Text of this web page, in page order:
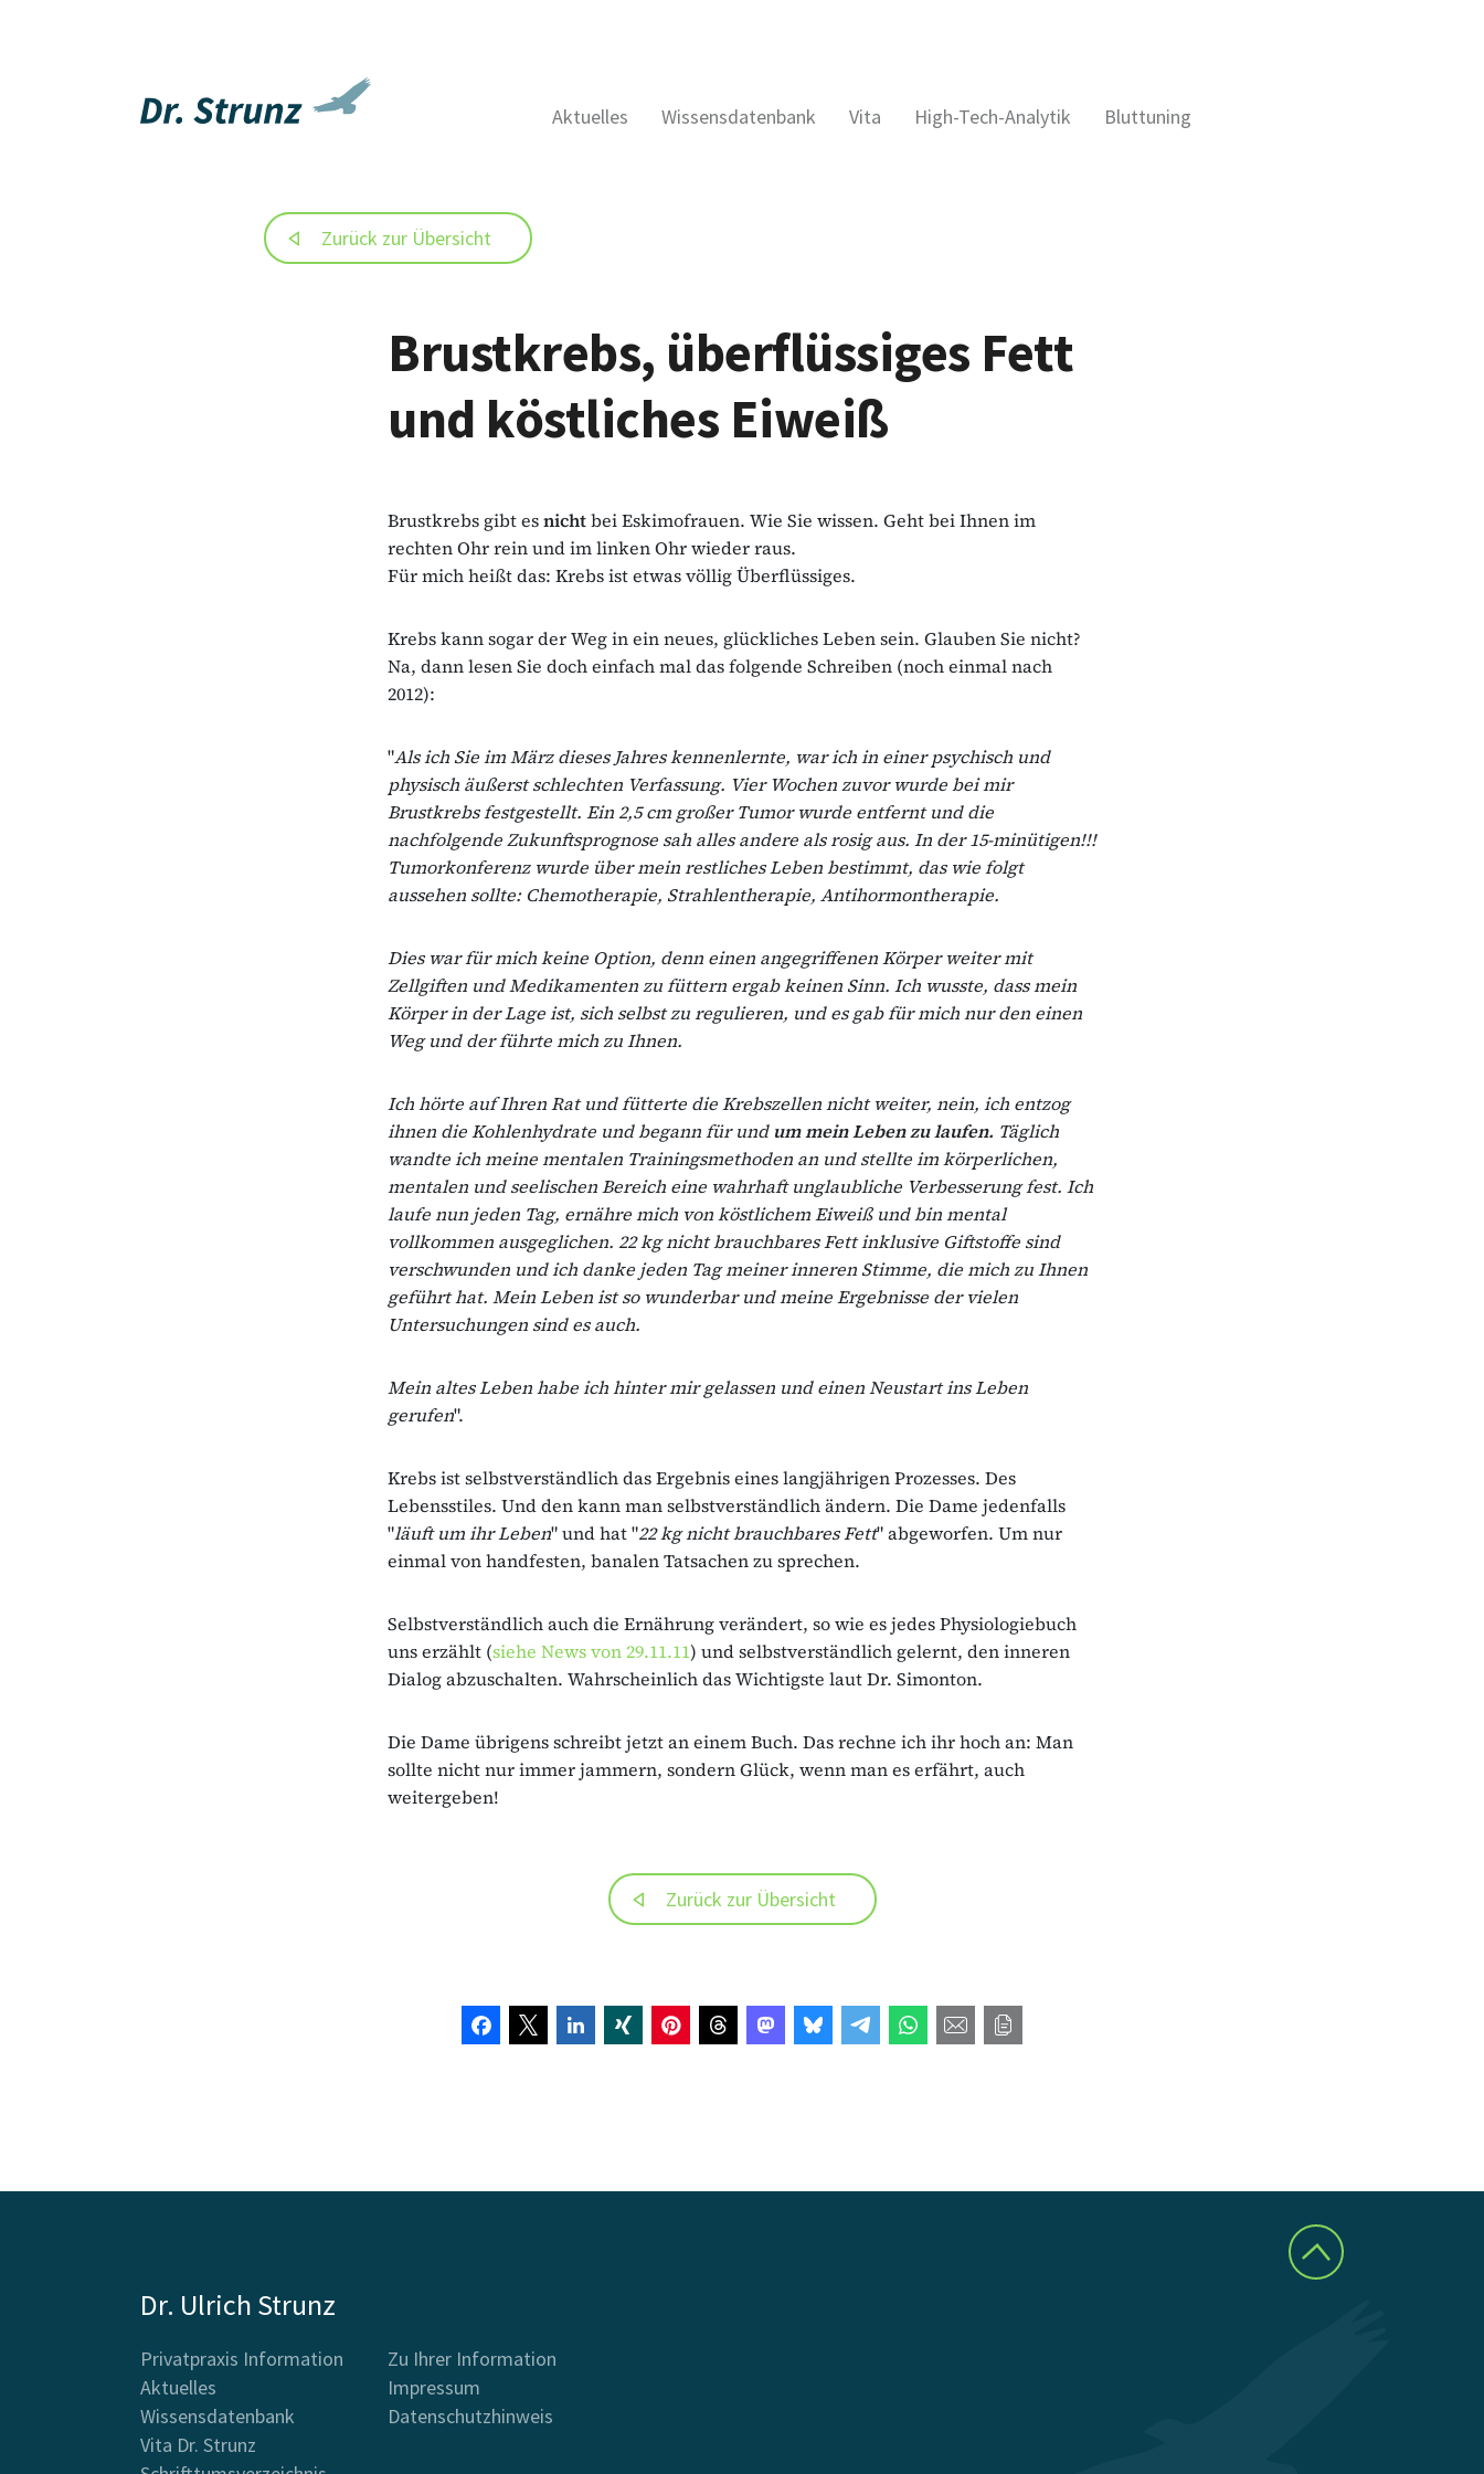
Aktuelles Wissensdatenbank Vita High-Tech-Analytik Bluttuning
Zurück zur Übersicht
Brustkrebs, überflüssiges Fett
und köstliches Eiweiß
Brustkrebs gibt esnichtbei Eskimofrauen. Wie Sie wissen. Geht bei Ihnen im
rechten Ohr rein und im linken Ohr wieder raus.
Für mich heißt das: Krebs ist etwas völlig Überflüssiges.
Krebs kann sogar der Weg in ein neues, glückliches Leben sein. Glauben Sie nicht?
Na, dann lesen Sie doch einfach mal das folgende Schreiben (noch einmal nach
2012):
"Als ich Sie im März dieses Jahres kennenlernte, war ich in einer psychisch und
physisch äußerst schlechten Verfassung. Vier Wochen zuvor wurde bei mir
Brustkrebs festgestellt. Ein 2,5 cm großer Tumor wurde entfernt und die
nachfolgende Zukunftsprognose sah alles andere als rosig aus. In der 15-minütigen!!!
Tumorkonferenz wurde über mein restliches Leben bestimmt, das wie folgt
aussehen sollte: Chemotherapie, Strahlentherapie, Antihormontherapie.
Dies war für mich keine Option, denn einen angegriffenen Körper weiter mit
Zellgiften und Medikamenten zu füttern ergab keinen Sinn. Ich wusste, dass mein
Körper in der Lage ist, sich selbst zu regulieren, und es gab für mich nur den einen
Weg und der führte mich zu Ihnen.
Ich hörte auf Ihren Rat und fütterte die Krebszellen nicht weiter, nein, ich entzog
ihnen die Kohlenhydrate und begann für und um mein Leben zu laufen. Täglich
wandte ich meine mentalen Trainingsmethoden an und stellte im körperlichen,
mentalen und seelischen Bereich eine wahrhaft unglaubliche Verbesserung fest. Ich
laufe nun jeden Tag, ernähre mich von köstlichem Eiweiß und bin mental
vollkommen ausgeglichen. 22 kg nicht brauchbares Fett inklusive Giftstoffe sind
verschwunden und ich danke jeden Tag meiner inneren Stimme, die mich zu Ihnen
geführt hat. Mein Leben ist so wunderbar und meine Ergebnisse der vielen
Untersuchungen sind es auch.
Mein altes Leben habe ich hinter mir gelassen und einen Neustart ins Leben
gerufen".
Krebs ist selbstverständlich das Ergebnis eines langjährigen Prozesses. Des
Lebensstiles. Und den kann man selbstverständlich ändern. Die Dame jedenfalls
"läuft um ihr Leben" und hat "22 kg nicht brauchbares Fett" abgeworfen. Um nur
einmal von handfesten, banalen Tatsachen zu sprechen.
Selbstverständlich auch die Ernährung verändert, so wie es jedes Physiologiebuch
uns erzählt (siehe News von 29.11.11) und selbstverständlich gelernt, den inneren
Dialog abzuschalten. Wahrscheinlich das Wichtigste laut Dr. Simonton.
Die Dame übrigens schreibt jetzt an einem Buch. Das rechne ich ihr hoch an: Man
sollte nicht nur immer jammern, sondern Glück, wenn man es erfährt, auch
weitergeben!
Zurück zur Übersicht
Dr. Ulrich Strunz
Privatpraxis Information
Aktuelles
Wissensdatenbank
Vita Dr. Strunz
Zu Ihrer Information
Impressum
Datenschutzhinweis